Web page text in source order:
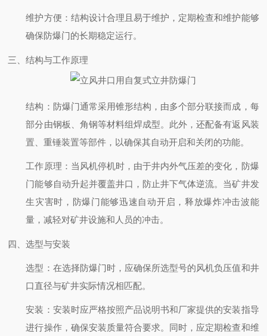
维护方便 ：结构设计合理且易于维护，定期检查和维护能够
确保防爆门的长期稳定运行。
三、结构与工作原理
结构 ：防爆门通常采用锥形结构，由多个部分联接而成，每
部分由钢板、角钢等材料组焊成型。此外，还配备有返风装
置、重锤装置等部件，以确保其自动开启和关闭的功能。
工作原理 ：当风机停机时，由于井内外气压差的变化，防爆
门能够自动升起并覆盖井口，防止井下气体逆流。当矿井发
生灾害时，防爆门能够迅速自动开启，释放爆炸冲击波能
量，减轻对矿井设施和人员的冲击。
四、选型与安装
选型 ：在选择防爆门时，应确保所选型号的风机负压值和井
口直径与矿井实际情况相匹配。
安装 ：安装时应严格按照产品说明书和厂家提供的安装指导
进行操作，确保安装质量符合要求。同时，应定期检查和维